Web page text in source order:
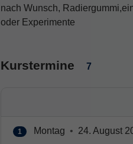
nach Wunsch,
oder Experimente
Kurstermine 7
1 Montag • 24. August